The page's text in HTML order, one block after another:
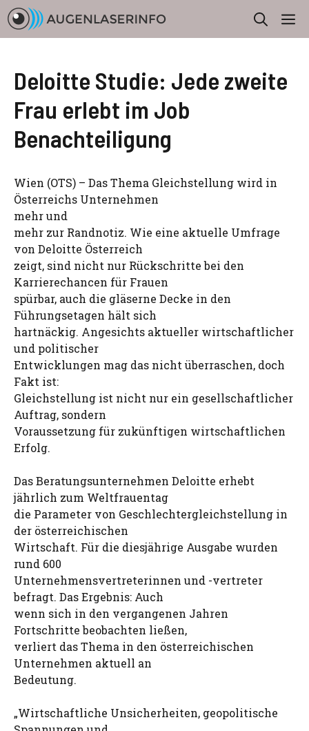
Zum
Inhalt
springen
Deloitte Studie: Jede zweite
Frau erlebt im Job
Benachteiligung
Wien (OTS) – Das Thema Gleichstellung wird in
Österreichs Unternehmen
mehr und
mehr zur Randnotiz. Wie eine aktuelle Umfrage
von Deloitte Österreich
zeigt, sind nicht nur Rückschritte bei den
Karrierechancen für Frauen
spürbar, auch die gläserne Decke in den
Führungsetagen hält sich
hartnäckig. Angesichts aktueller wirtschaftlicher
und politischer
Entwicklungen mag das nicht überraschen, doch
Fakt ist:
Gleichstellung ist nicht nur ein gesellschaftlicher
Auftrag, sondern
Voraussetzung für zukünftigen wirtschaftlichen
Erfolg.
Das Beratungsunternehmen Deloitte erhebt
jährlich zum Weltfrauentag
die Parameter von Geschlechtergleichstellung in
der österreichischen
Wirtschaft. Für die diesjährige Ausgabe wurden
rund 600
Unternehmensvertreterinnen und -vertreter
befragt. Das Ergebnis: Auch
wenn sich in den vergangenen Jahren
Fortschritte beobachten ließen,
verliert das Thema in den österreichischen
Unternehmen aktuell an
Bedeutung.
„Wirtschaftliche Unsicherheiten, geopolitische